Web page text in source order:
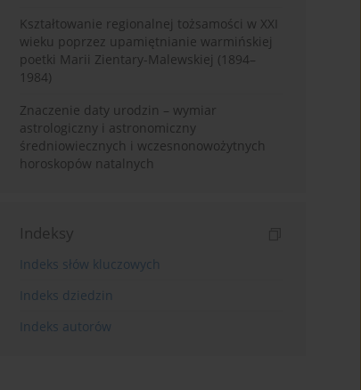
Kształtowanie regionalnej tożsamości w XXI
wieku poprzez upamiętnianie warmińskiej
poetki Marii Zientary-Malewskiej (1894–
1984)
Znaczenie daty urodzin – wymiar
astrologiczny i astronomiczny
średniowiecznych i wczesnonowożytnych
horoskopów natalnych
Indeksy
Indeks słów kluczowych
Indeks dziedzin
Indeks autorów